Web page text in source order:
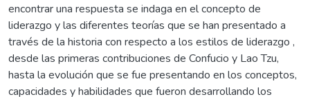
encontrar una respuesta se indaga en el concepto de
liderazgo y las diferentes teorías que se han presentado a
través de la historia con respecto a los estilos de liderazgo ,
desde las primeras contribuciones de Confucio y Lao Tzu,
hasta la evolución que se fue presentando en los conceptos,
capacidades y habilidades que fueron desarrollando los